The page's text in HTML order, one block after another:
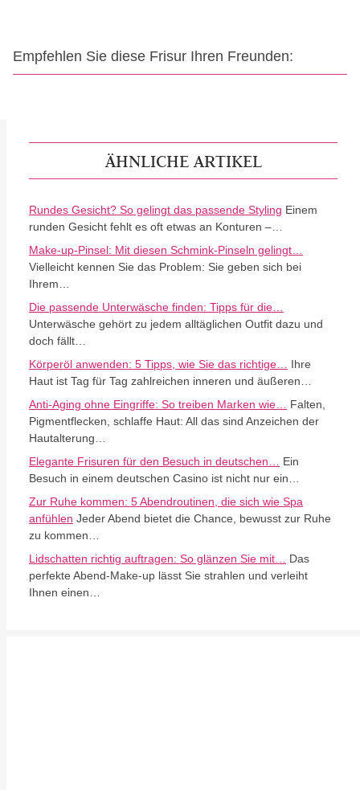
Empfehlen Sie diese Frisur Ihren Freunden:
ÄHNLICHE ARTIKEL
Rundes Gesicht? So gelingt das passende Styling Einem
runden Gesicht fehlt es oft etwas an Konturen –…
Make-up-Pinsel: Mit diesen Schmink-Pinseln gelingt…
Vielleicht kennen Sie das Problem: Sie geben sich bei
Ihrem…
Die passende Unterwäsche finden: Tipps für die…
Unterwäsche gehört zu jedem alltäglichen Outfit dazu und
doch fällt…
Körperöl anwenden: 5 Tipps, wie Sie das richtige…
Ihre
Haut ist Tag für Tag zahlreichen inneren und äußeren…
Anti-Aging ohne Eingriffe: So treiben Marken wie…
Falten,
Pigmentflecken, schlaffe Haut: All das sind Anzeichen der
Hautalterung…
Elegante Frisuren für den Besuch in deutschen…
Ein
Besuch in einem deutschen Casino ist nicht nur ein…
Zur Ruhe kommen: 5 Abendroutinen, die sich wie Spa
anfühlen Jeder Abend bietet die Chance, bewusst zur Ruhe
zu kommen…
Lidschatten richtig auftragen: So glänzen Sie mit…
Das
perfekte Abend-Make-up lässt Sie strahlen und verleiht
Ihnen einen…